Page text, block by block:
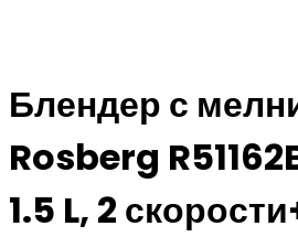
Блендер с
Rosberg
1.5 L, 2